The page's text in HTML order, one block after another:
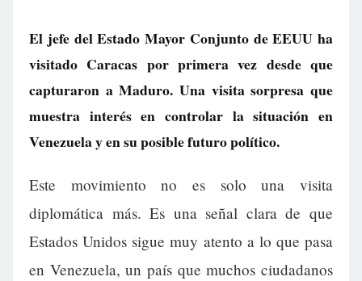
El jefe del Estado Mayor Conjunto de EEUU ha
visitado Caracas por primera vez desde que
capturaron a Maduro. Una visita sorpresa que
muestra interés en controlar la situación en
Venezuela y en su posible futuro político.
Este movimiento no es solo una visita
diplomática más. Es una señal clara de que
Estados Unidos sigue muy atento a lo que pasa
en Venezuela, un país que muchos ciudadanos